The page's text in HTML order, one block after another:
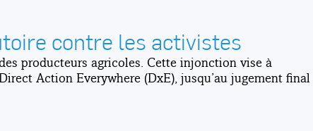
contre les activistes
producteurs agricoles. Cette injonction vise à
Action Everywhere (DxE), jusqu’au jugement final